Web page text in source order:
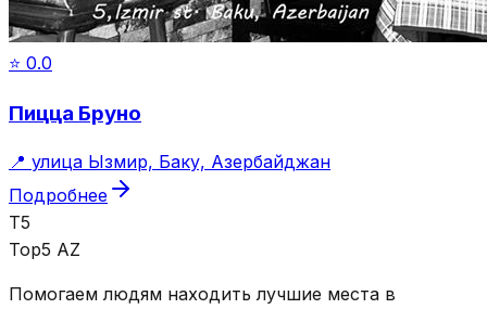
⭐ 0.0
Пицца Бруно
📍 улица Ызмир, Баку, Азербайджан
Подробнее
T5
Top5 AZ
Помогаем людям находить лучшие места в